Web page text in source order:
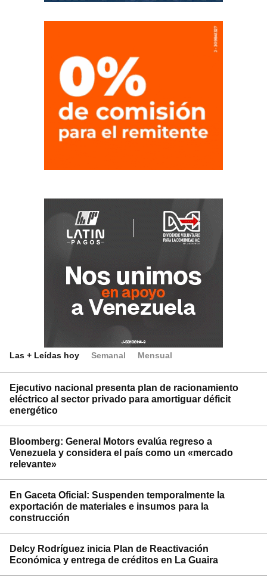
Las + Leídas hoy Semanal Mensual
Ejecutivo nacional presenta plan de racionamiento
eléctrico al sector privado para amortiguar déficit
energético
Bloomberg: General Motors evalúa regreso a
Venezuela y considera el país como un «mercado
relevante»
En Gaceta Oficial: Suspenden temporalmente la
exportación de materiales e insumos para la
construcción
Delcy Rodríguez inicia Plan de Reactivación
Económica y entrega de créditos en La Guaira